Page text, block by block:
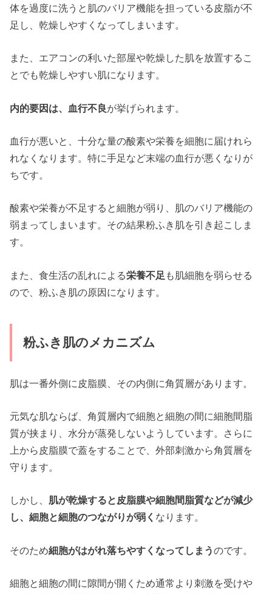
体を過度に洗うと肌のバリア機能を担っている皮脂が不
足し、乾燥しやすくなってしまいます。
また、エアコンの利いた部屋や乾燥した肌を放置するこ
とでも乾燥しやすい肌になります。
内的要因は、血行不良が挙げられます。
血行が悪いと、十分な量の酸素や栄養を細胞に届けれら
れなくなります。特に手足など末端の血行が悪くなりが
ちです。
酸素や栄養が不足すると細胞が弱り、肌のバリア機能の
弱まってしまいます。その結果粉ふき肌を引き起こしま
す。
また、食生活の乱れによる栄養不足 も肌細胞を弱らせる
ので、粉ふき肌の原因になります。
粉ふき肌のメカニズム
肌は一番外側に皮脂膜、その内側に角質層があります。
元気な肌ならば、角質層内で細胞と細胞の間に細胞間脂
質が挟まり、水分が蒸発しないようしています。さらに
上から皮脂膜で蓋をすることで、外部刺激から角質層を
守ります。
しかし、 肌が乾燥すると皮脂膜や細胞間脂質などが減少
し、細胞と細胞のつながりが弱く なります。
そのため細胞がはがれ落ちやすくなってしまうのです。
細胞と細胞の間に隙間が開くため通常より刺激を受けや